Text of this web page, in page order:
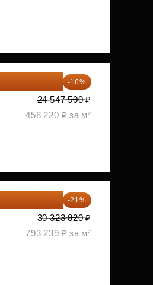
-16%
24 547 500 ₽
458 220 ₽ за м²
-21%
30 323 820 ₽
793 239 ₽ за м²